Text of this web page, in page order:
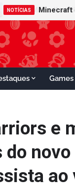
NOTÍCIAS Minecraft
Games
e
do
ao